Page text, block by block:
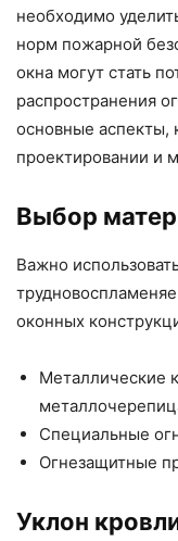
необходимо
норм пожарной
окна могут стать
распространения
основные аспекты,
проектировании и
Выбор
Важно
оконных
Металлические
Специальные
Огнезащитные
Уклон